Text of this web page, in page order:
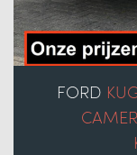
FORD